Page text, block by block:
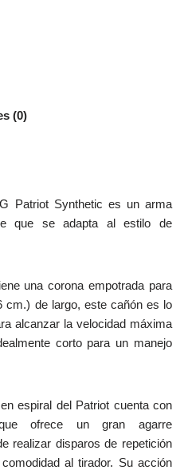
(0)
Patriot Synthetic es un arma
que se adapta al estilo de
una corona empotrada para
cm.) de largo, este cañón es lo
alcanzar la velocidad máxima
corto para un manejo
espiral del Patriot cuenta con
ofrece un gran agarre
realizar disparos de repetición
al tirador. Su acción